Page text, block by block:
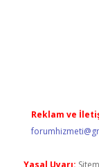
Reklam ve
Yasal Uyarı: